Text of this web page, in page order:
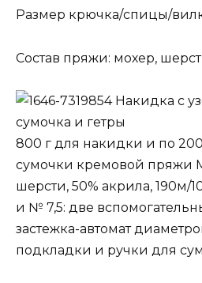
Размер крючка/спицы/
Состав пряжи: мохер,
Накидка с
сумочка и гетры
800 г для накидки и по 200
сумочки кремовой пряжи
шерсти, 50% акрила,
и № 7,5: две
застежка-автомат
подкладки и ручки для